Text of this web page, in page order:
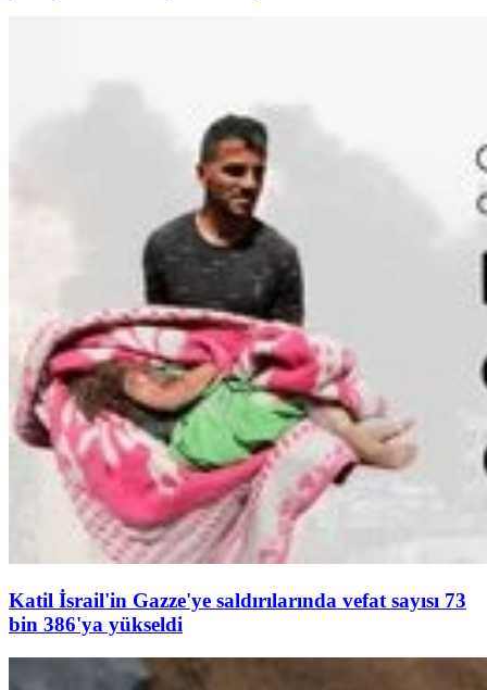
Katil İsrail'in Gazze'ye saldırılarında vefat sayısı 73
bin 386'ya yükseldi